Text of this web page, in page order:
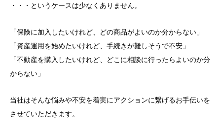
・・・というケースは少なくありません。
「保険に加入したいけれど、どの商品がよいのか分からない」
「資産運用を始めたいけれど、手続きが難しそうで不安」
「不動産を購入したいけれど、どこに相談に行ったらよいのか分
からない」
当社はそんな悩みや不安を着実にアクションに繋げるお手伝いを
させていただきます。